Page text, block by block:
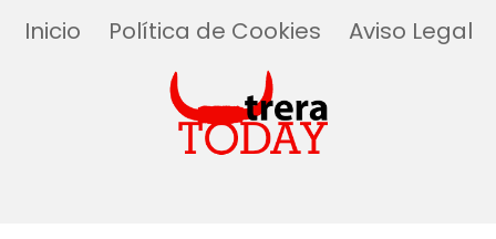
Inicio
Política de Cookies Aviso Legal